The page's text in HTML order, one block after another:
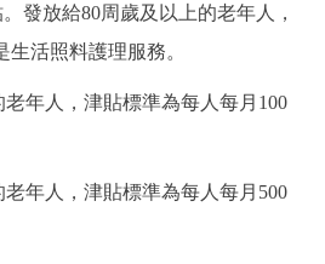
放給80周歲及以上的老年人，
活照料護理服務。
年人，津貼標準為每人每月100
年人，津貼標準為每人每月500